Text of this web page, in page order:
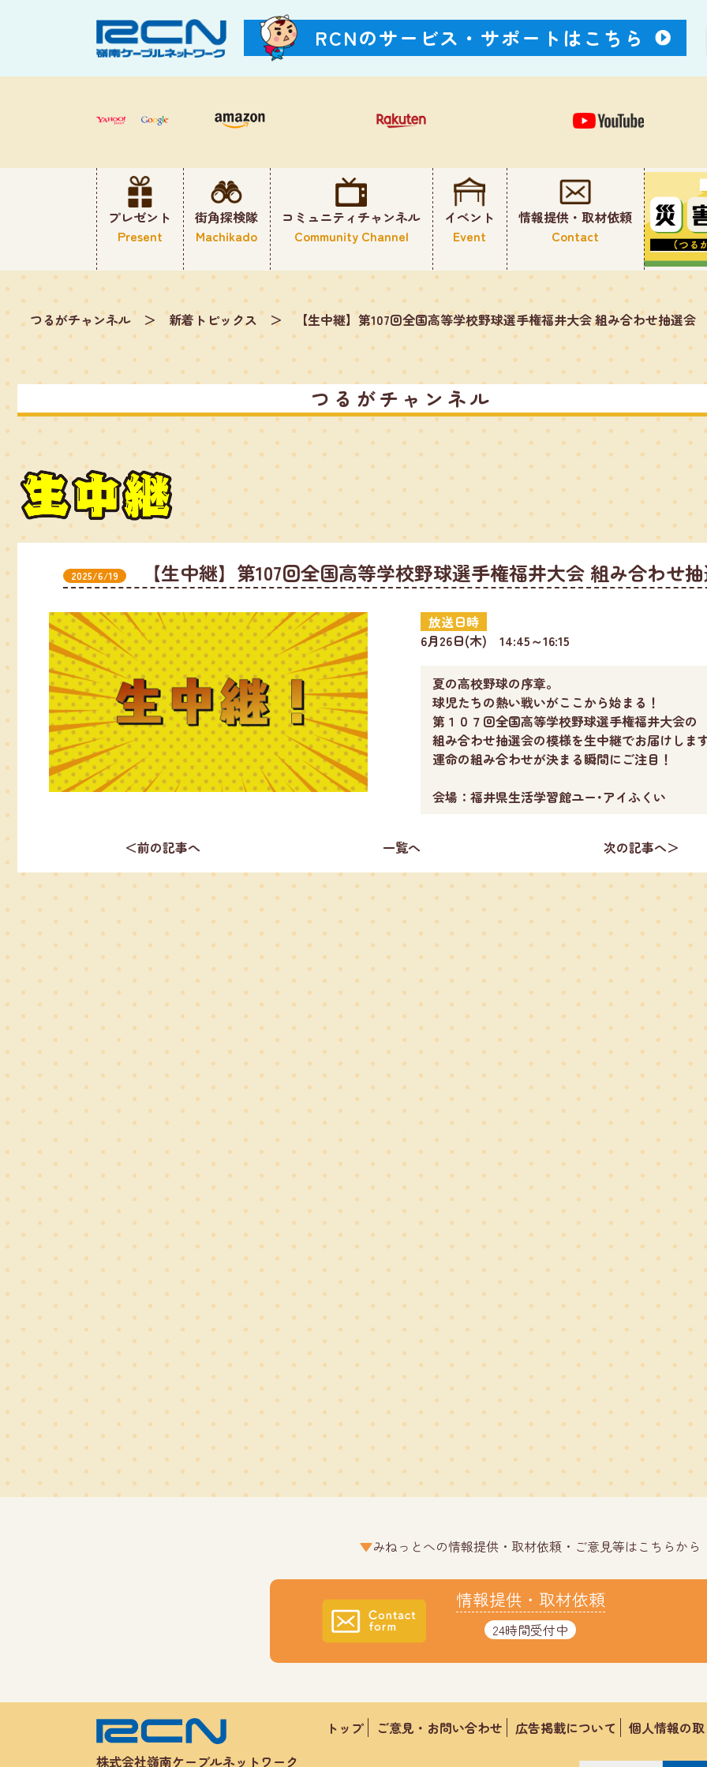
RCNのサービス・ サポートはこちら
プレゼント
Present
街角探検隊
Machikado
コミュニティチャンネル
Community Channel
イベント
Event
情報提供・取材依頼
Contact
つるがチャンネル ＞ 新着トピックス ＞ 【生中継】第107回全国高等学校野球選手権福井大会 組み合わせ抽選会
つるがチャンネル
2025/6/19 【生中継】第107回全国高等学校野球選手権福井大会 組み合わせ
放送日時
6月26日(木) 14:45～16:15
夏の高校野球の序章。
球児たちの熱い戦いがここから始まる！
第１０７回全国高等学校野球選手権福井大会の
組み合わせ抽選会の模様を生中継でお届けしま
運命の組み合わせが決まる瞬間にご注目！
会場：福井県生活学習館ユー･アイふくい
＜前の記事へ 一覧へ 次の記事へ＞
みねっとへの情報提供・取材依頼・ご意見等はこちらから
情報提供・取材依頼
24時間受付中
株式会社嶺南ケーブルネットワーク
トップ ご意見・お問い合わせ 広告掲載について 個人情報の